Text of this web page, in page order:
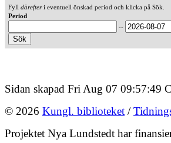
Fyll därefteri eventuell önskad period och klicka på Sök.
Period
--
Sidan skapad Fri Aug 07 09:57:49
© 2026 Kungl. biblioteket /
Projektet Nya Lundstedt har